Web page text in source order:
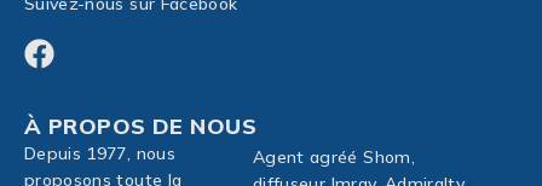
À PROPOS DE NOUS
Depuis 1977, nous
proposons toute la
Agent agréé Shom,